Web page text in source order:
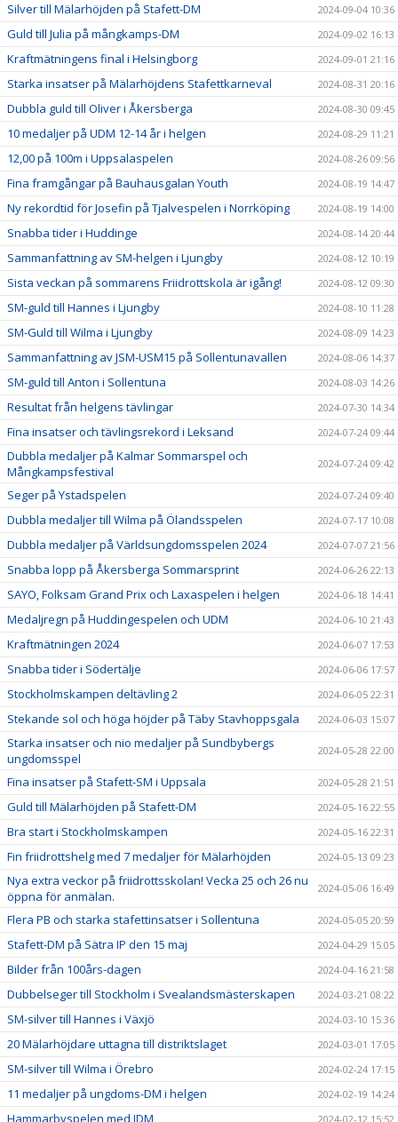
Silver till Mälarhöjden på Stafett-DM 2024-09-04 10:36
Guld till Julia på mångkamps-DM 2024-09-02 16:13
Kraftmätningens final i Helsingborg 2024-09-01 21:16
Starka insatser på Mälarhöjdens Stafettkarneval 2024-08-31 20:16
Dubbla guld till Oliver i Åkersberga 2024-08-30 09:45
10 medaljer på UDM 12-14 år i helgen 2024-08-29 11:21
12,00 på 100m i Uppsalaspelen 2024-08-26 09:56
Fina framgångar på Bauhausgalan Youth 2024-08-19 14:47
Ny rekordtid för Josefin på Tjalvespelen i Norrköping 2024-08-19 14:00
Snabba tider i Huddinge 2024-08-14 20:44
Sammanfattning av SM-helgen i Ljungby 2024-08-12 10:19
Sista veckan på sommarens Friidrottskola är igång! 2024-08-12 09:30
SM-guld till Hannes i Ljungby 2024-08-10 11:28
SM-Guld till Wilma i Ljungby 2024-08-09 14:23
Sammanfattning av JSM-USM15 på Sollentunavallen 2024-08-06 14:37
SM-guld till Anton i Sollentuna 2024-08-03 14:26
Resultat från helgens tävlingar 2024-07-30 14:34
Fina insatser och tävlingsrekord i Leksand 2024-07-24 09:44
Dubbla medaljer på Kalmar Sommarspel och
Mångkampsfestival
2024-07-24 09:42
Seger på Ystadspelen 2024-07-24 09:40
Dubbla medaljer till Wilma på Ölandsspelen 2024-07-17 10:08
Dubbla medaljer på Världsungdomsspelen 2024 2024-07-07 21:56
Snabba lopp på Åkersberga Sommarsprint 2024-06-26 22:13
SAYO, Folksam Grand Prix och Laxaspelen i helgen 2024-06-18 14:41
Medaljregn på Huddingespelen och UDM 2024-06-10 21:43
Kraftmätningen 2024 2024-06-07 17:53
Snabba tider i Södertälje 2024-06-06 17:57
Stockholmskampen deltävling 2 2024-06-05 22:31
Stekande sol och höga höjder på Täby Stavhoppsgala 2024-06-03 15:07
Starka insatser och nio medaljer på Sundbybergs
ungdomsspel
2024-05-28 22:00
Fina insatser på Stafett-SM i Uppsala 2024-05-28 21:51
Guld till Mälarhöjden på Stafett-DM 2024-05-16 22:55
Bra start i Stockholmskampen 2024-05-16 22:31
Fin friidrottshelg med 7 medaljer för Mälarhöjden 2024-05-13 09:23
Nya extra veckor på friidrottsskolan! Vecka 25 och 26 nu
öppna för anmälan.
2024-05-06 16:49
Flera PB och starka stafettinsatser i Sollentuna 2024-05-05 20:59
Stafett-DM på Sätra IP den 15 maj 2024-04-29 15:05
Bilder från 100års-dagen 2024-04-16 21:58
Dubbelseger till Stockholm i Svealandsmästerskapen 2024-03-21 08:22
SM-silver till Hannes i Växjö 2024-03-10 15:36
20 Mälarhöjdare uttagna till distriktslaget 2024-03-01 17:05
SM-silver till Wilma i Örebro 2024-02-24 17:15
11 medaljer på ungdoms-DM i helgen 2024-02-19 14:24
Hammarbyspelen med IDM 2024-02-12 15:52